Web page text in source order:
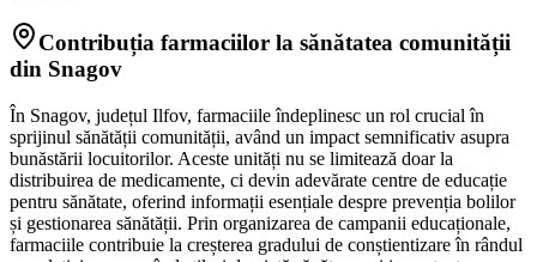
Contribuția farmaciilor la sănătatea comunității
din Snagov
În Snagov, județul Ilfov, farmaciile îndeplinesc un rol crucial în
sprijinul sănătății comunității, având un impact semnificativ asupra
bunăstării locuitorilor. Aceste unități nu se limitează doar la
distribuirea de medicamente, ci devin adevărate centre de educație
pentru sănătate, oferind informații esențiale despre prevenția bolilor
și gestionarea sănătății. Prin organizarea de campanii educaționale,
farmaciile contribuie la creșterea gradului de conștientizare în rândul